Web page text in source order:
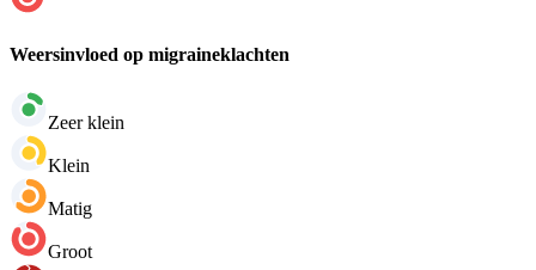
Weersinvloed op migraineklachten
Zeer klein
Klein
Matig
Groot